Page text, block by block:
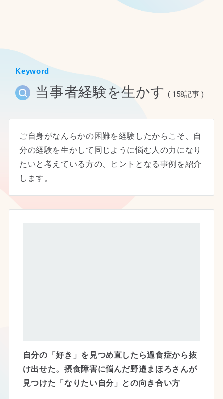
Keyword
当事者経験を生かす ( 158記事 )
ご自身がなんらかの困難を経験したからこそ、自
分の経験を生かして同じように悩む人の力になり
たいと考えている方の、ヒントとなる事例を紹介
します。
自分の「好き」を見つめ直したら過食症から抜
け出せた。摂食障害に悩んだ野邉まほろさんが
見つけた「なりたい自分」との向き合い方